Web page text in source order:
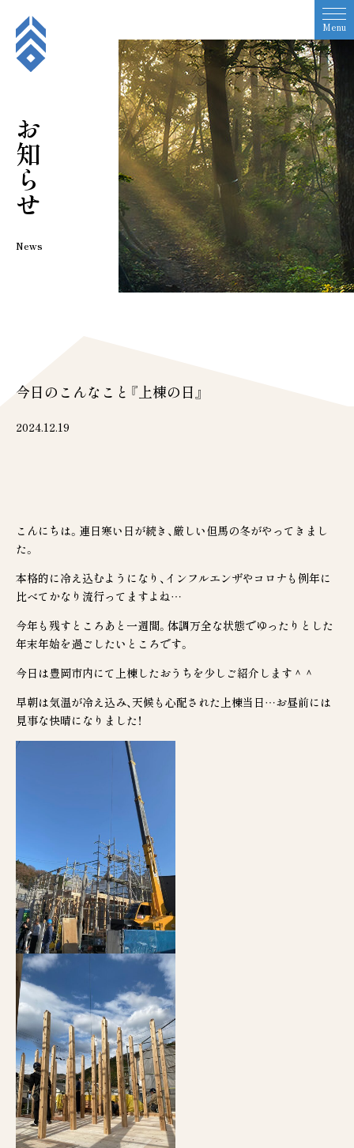
お知らせ
News
Menu
谷垣工業の家
天然木の彩り
耐震性
新築
ZEH住宅
3D設計
リノベーション
分譲地
モデルハウス
お客様の声
お知らせ
0120-70-3455
受付時間 9:00～17:00（土・日・祝日定休日）
今日のこんなこと『上棟の日』
2024.12.19
こんにちは。連日寒い日が続き、厳しい但馬の冬がやってきまし
た。
本格的に冷え込むようになり、インフルエンザやコロナも例年に
比べてかなり流行ってますよね…
今年も残すところあと一週間。体調万全な状態でゆったりとした
年末年始を過ごしたいところです。
今日は豊岡市内にて上棟したおうちを少しご紹介します＾＾
早朝は気温が冷え込み、天候も心配された上棟当日…お昼前には
見事な快晴になりました！